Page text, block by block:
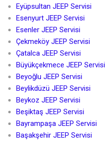
Eyüpsultan JEEP Servisi
Esenyurt JEEP Servisi
Esenler JEEP Servisi
Çekmeköy JEEP Servisi
Çatalca JEEP Servisi
Büyükçekmece JEEP Servisi
Beyoğlu JEEP Servisi
Beylikdüzü JEEP Servisi
Beykoz JEEP Servisi
Beşiktaş JEEP Servisi
Bayrampaşa JEEP Servisi
Başakşehir JEEP Servisi